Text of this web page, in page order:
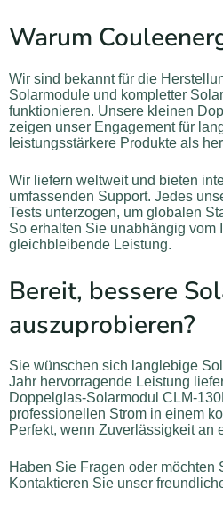
Warum
Wir sind bekannt für die
Solarmodule und kompletter
funktionieren. Unsere kleinen
zeigen unser Engagement für
leistungsstärkere Produkte als
Wir liefern weltweit und bieten
umfassenden Support. Jedes
Tests unterzogen, um globalen
So erhalten Sie unabhängig vom
gleichbleibende Leistung.
Bereit, bessere
auszuprobieren?
Sie wünschen sich langlebige
Jahr hervorragende Leistung
Doppelglas-Solarmodul CLM-
professionellen Strom in einem
Perfekt, wenn Zuverlässigkeit an
Haben Sie Fragen oder möchten
Kontaktieren Sie unser